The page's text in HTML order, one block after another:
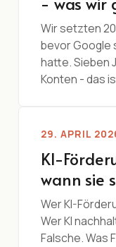
Wir setzten
bevor Google
hatte. Sieben
Konten - das
29. APRIL
KI-
wann sie
Wer KI-
Wer KI
Falsche. Was